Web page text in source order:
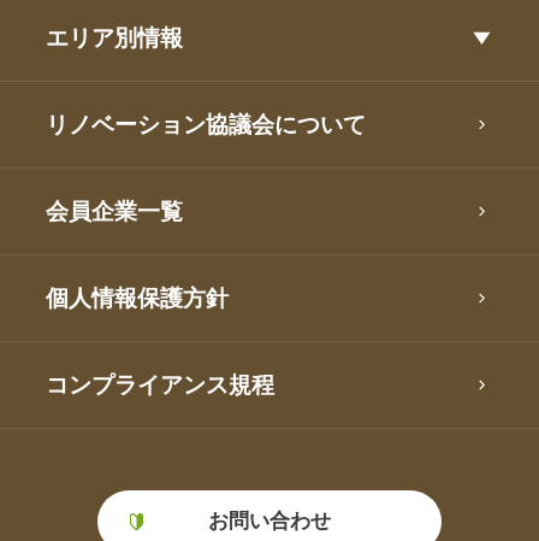
エリア別情報
リノベーション協議会について
会員企業一覧
個人情報保護方針
コンプライアンス規程
お問い合わせ